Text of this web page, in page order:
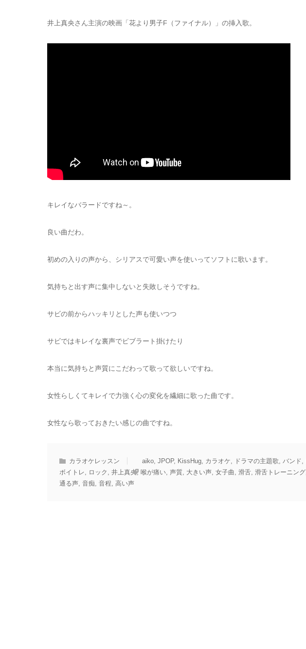
井上真央さん主演の映画「花より男子F（ファイナル）」の挿入歌。
キレイなバラードですね～。
良い曲だわ。
初めの入りの声から、シリアスで可愛い声を使いってソフトに歌います。
気持ちと出す声に集中しないと失敗しそうですね。
サビの前からハッキリとした声も使いつつ
サビではキレイな裏声でビブラート掛けたり
本当に気持ちと声質にこだわって歌って欲しいですね。
女性らしくてキレイで力強く心の変化を繊細に歌った曲です。
女性なら歌っておきたい感じの曲ですね。
カラオケレッスン aiko JPOP, KissHug カラオケ ドラマの主題歌 バンド
ボイトレ
ロック 井上真央, 喉が痛い 声質 大きい声 女子曲 滑舌 滑舌トレーニング
通る声 音痴 音程 高い声